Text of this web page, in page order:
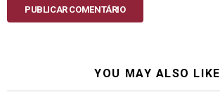
PUBLICAR COMENTÁRIO
YOU MAY ALSO LIKE